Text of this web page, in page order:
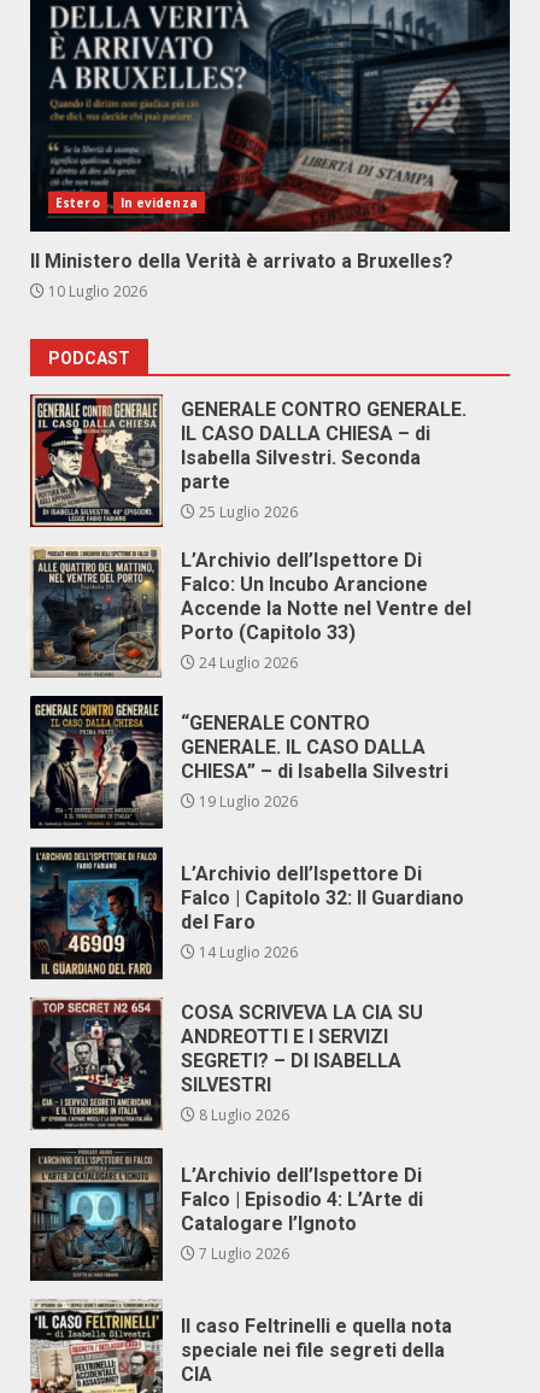
Estero In evidenza
Il Ministero della Verità è arrivato a Bruxelles?
10 Luglio 2026
PODCAST
GENERALE CONTRO GENERALE.
IL CASO DALLA CHIESA – di
Isabella Silvestri. Seconda
parte
25 Luglio 2026
L’Archivio dell’Ispettore Di
Falco: Un Incubo Arancione
Accende la Notte nel Ventre del
Porto (Capitolo 33)
24 Luglio 2026
“GENERALE CONTRO
GENERALE. IL CASO DALLA
CHIESA” – di Isabella Silvestri
19 Luglio 2026
L’Archivio dell’Ispettore Di
Falco | Capitolo 32: Il Guardiano
del Faro
14 Luglio 2026
COSA SCRIVEVA LA CIA SU
ANDREOTTI E I SERVIZI
SEGRETI? – DI ISABELLA
SILVESTRI
8 Luglio 2026
L’Archivio dell’Ispettore Di
Falco | Episodio 4: L’Arte di
Catalogare l’Ignoto
7 Luglio 2026
Il caso Feltrinelli e quella nota
speciale nei file segreti della
CIA